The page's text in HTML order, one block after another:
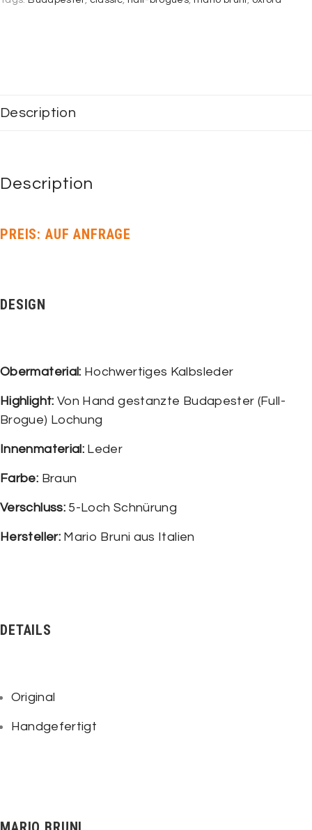
Description
Description
PREIS: AUF ANFRAGE
DESIGN
Obermaterial: Hochwertiges Kalbsleder
Highlight: Von Hand gestanzte Budapester (Full-
Brogue) Lochung
Innenmaterial: Leder
Farbe: Braun
Verschluss:5-Loch Schnürung
Hersteller:Mario Bruni aus Italien
DETAILS
Original
Handgefertigt